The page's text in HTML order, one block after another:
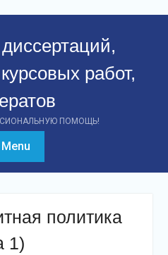
работ,
ПОМОЩЬ!
Menu
политика
1)